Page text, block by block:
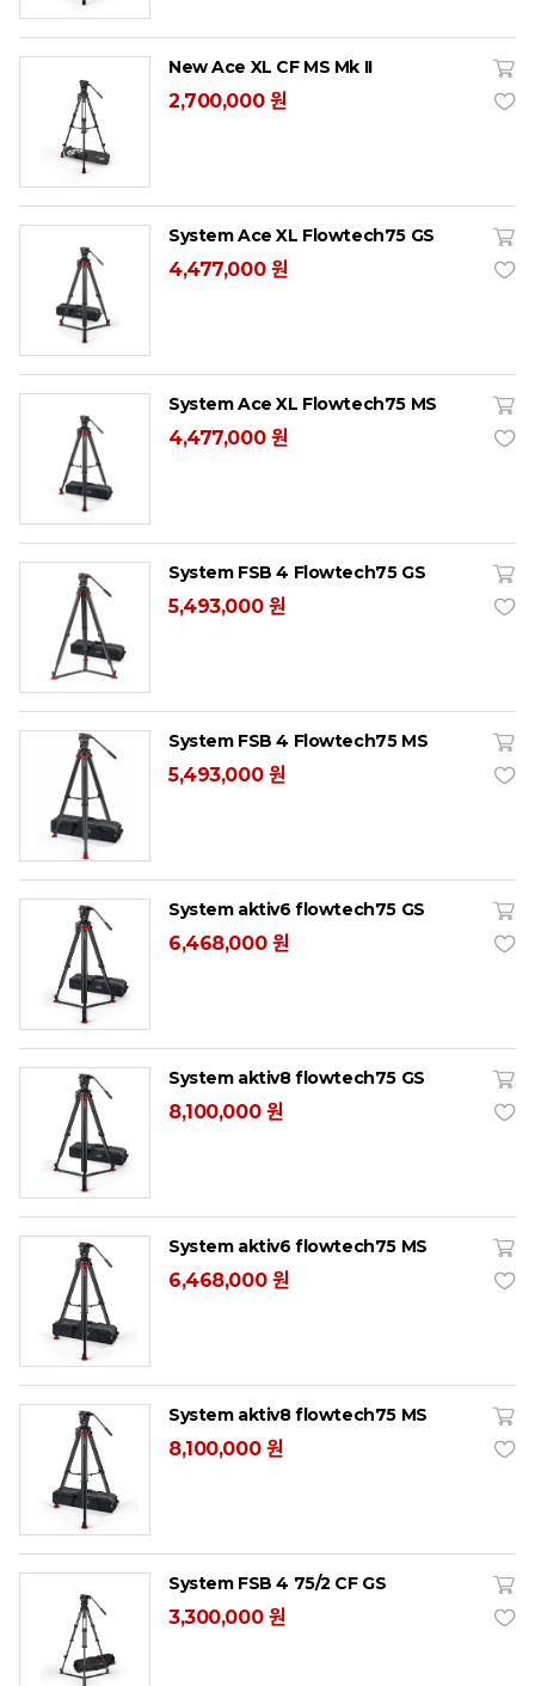
New Ace XL CF MS Mk II
2,700,000 원
System Ace XL Flowtech75 GS
4,477,000 원
System Ace XL Flowtech75 MS
4,477,000 원
System FSB 4 Flowtech75 GS
5,493,000 원
System FSB 4 Flowtech75 MS
5,493,000 원
System aktiv6 flowtech75 GS
6,468,000 원
System aktiv8 flowtech75 GS
8,100,000 원
System aktiv6 flowtech75 MS
6,468,000 원
System aktiv8 flowtech75 MS
8,100,000 원
System FSB 4 75/2 CF GS
3,300,000 원